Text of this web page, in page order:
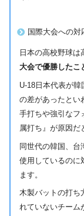
国際大会への対
日本の高校野球は
大会で優勝したこ
U-18日本代表が
の差があったとい
手打ちや強引なフ
属打ち』が原因だ
同世代の韓国、台
使用しているのに
ます。
木製バットの打ち
れていないチーム